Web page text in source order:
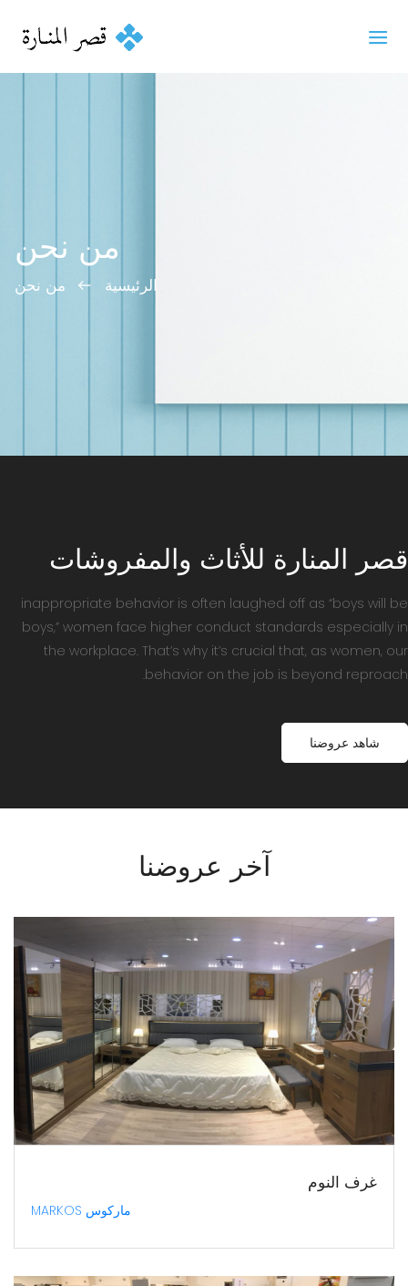
من نحن
الرئيسية من نحن
قصر المنارة للأثاث والمفروشات
inappropriate behavior is often laughed off as “boys will be
boys,” women face higher conduct standards especially in
the workplace. That’s why it’s crucial that, as women, our
behavior on the job is beyond reproach.
شاهد عروضنا
آخر عروضنا
غرف النوم
ماركوس MARKOS